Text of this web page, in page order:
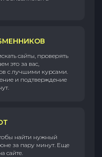
сайты, проверять
это за вас,
с лучшими курсами.
и подтверждение
найти нужный
за пару минут. Еще
сайте.